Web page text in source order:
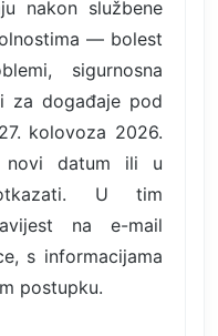
nakon službene
— bolest
sigurnosna
za događaje pod
kolovoza 2026.
novi datum ili u
U tim
na e-mail
s informacijama
postupku.